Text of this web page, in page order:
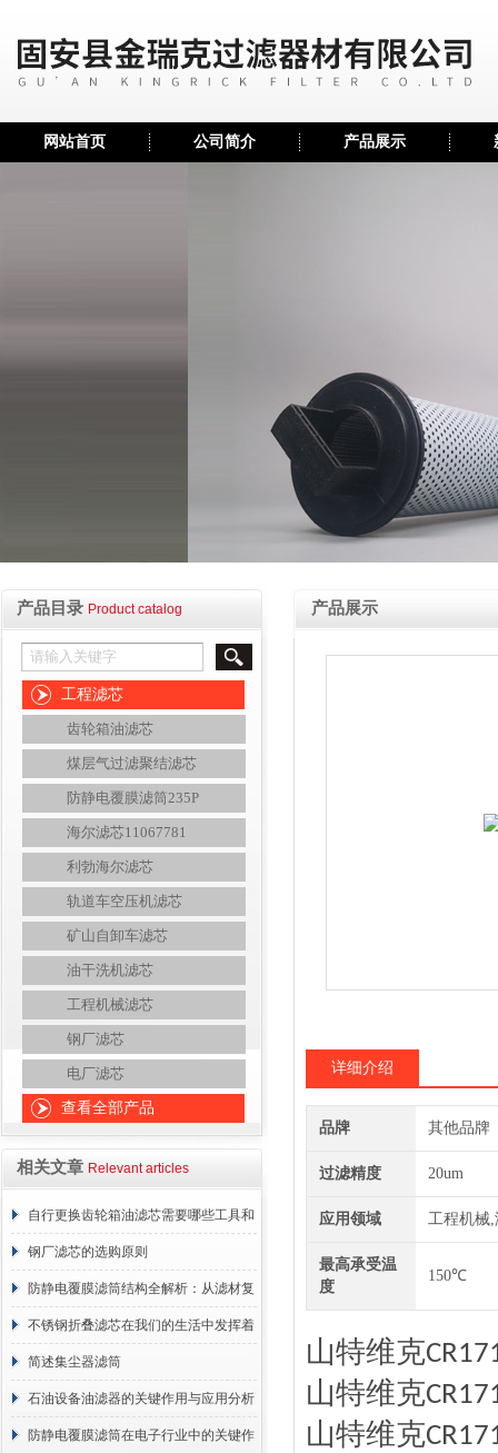
网站首页 公司简介 产品展示
产品目录 Product catalog
工程滤芯
齿轮箱油滤芯
煤层气过滤聚结滤芯
防静电覆膜滤筒235P
海尔滤芯11067781
利勃海尔滤芯
轨道车空压机滤芯
矿山自卸车滤芯
油干洗机滤芯
工程机械滤芯
钢厂滤芯
电厂滤芯
查看全部产品
相关文章 Relevant articles
自行更换齿轮箱油滤芯需要哪些工具和
材料？
钢厂滤芯的选购原则
防静电覆膜滤筒结构全解析：从滤材复
合到整体成型
不锈钢折叠滤芯在我们的生活中发挥着
哪些作用呢？
简述集尘器滤筒
石油设备油滤器的关键作用与应用分析
防静电覆膜滤筒在电子行业中的关键作
产品展示
详细介绍
品牌 其他品牌
过滤精度 20um
应用领域 工程机械,
最高承受温
度
150℃
山特维克
山特维克
山特维克